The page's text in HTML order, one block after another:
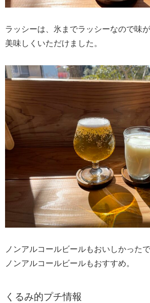
ラッシーは、氷までラッシーなので味
美味しくいただけました。
ノンアルコールビールもおいしかった
ノンアルコールビールもおすすめ。
くるみ的プチ情報